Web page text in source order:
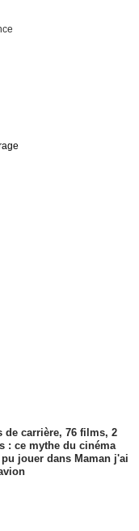
de carrière, 76 films, 2
: ce mythe du cinéma
jouer dans Maman j'ai